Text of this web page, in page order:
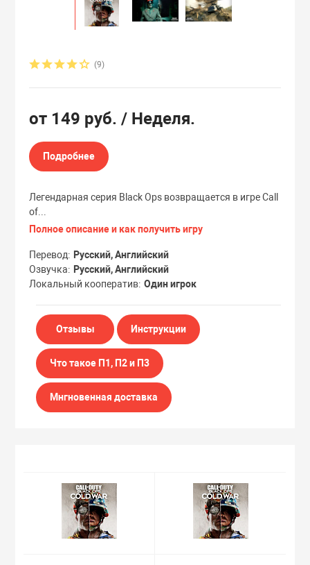
Эксклюзивы
Эксклюзивы
(9)
от 149 руб./ Неделя.
Подробнее
Легендарная серия Black Ops возвращается в игре Call
of...
Полное описание и как получить игру
Перевод
Русский, Английский
Озвучка
Русский, Английский
Локальный кооператив Один игрок
Отзывы Инструкции
Что такое П1, П2 и П3
Мнгновенная доставка